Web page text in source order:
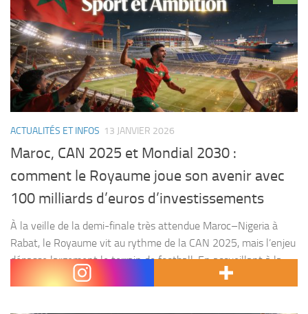
ACTUALITÉS ET INFOS 13 JANVIER 2026
Maroc, CAN 2025 et Mondial 2030 :
comment le Royaume joue son avenir avec
100 milliards d’euros d’investissements
À la veille de la demi-finale très attendue Maroc–Nigeria à
Rabat, le Royaume vit au rythme de la CAN 2025, mais l’enjeu
dépasse largement le terrain de football. En accueillant à la